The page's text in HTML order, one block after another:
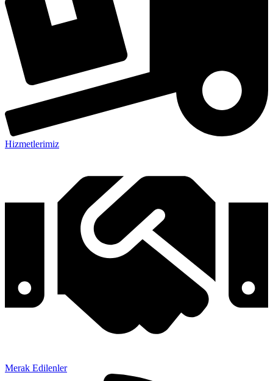
Hizmetlerimiz
Merak Edilenler